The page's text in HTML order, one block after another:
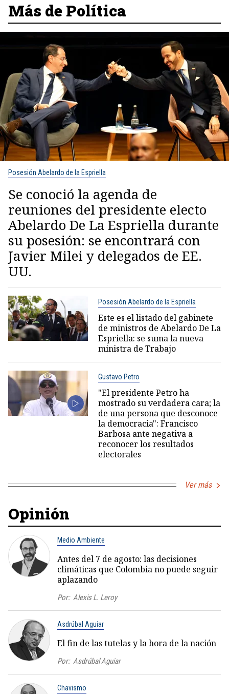
Más de Política
Posesión Abelardo de la Espriella
Se conoció la agenda de
reuniones del presidente electo
Abelardo De La Espriella durante
su posesión: se encontrará con
Javier Milei y delegados de EE.
UU.
Posesión Abelardo de la Espriella
Este es el listado del gabinete
de ministros de Abelardo De La
Espriella: se suma la nueva
ministra de Trabajo
Gustavo Petro
"El presidente Petro ha
mostrado su verdadera cara; la
de una persona que desconoce
la democracia": Francisco
Barbosa ante negativa a
reconocer los resultados
electorales
Ver más
Opinión
Medio Ambiente
Antes del 7 de agosto: las decisiones
climáticas que Colombia no puede seguir
aplazando
Por: Alexis L. Leroy
Asdrúbal Aguiar
El fin de las tutelas y la hora de la nación
Por: Asdrúbal Aguiar
Chavismo